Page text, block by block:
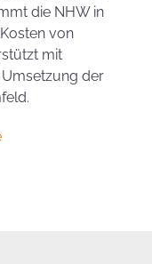
die NHW in
von
mit
der